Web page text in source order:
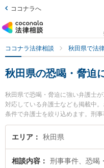
ココナラへ
ココナラ法律相談 秋田県で法
秋田県の恐喝・脅迫
秋田県で恐喝・脅迫に強い弁護士
対応している弁護士なども掲載中
条件で弁護士を絞り込めます。刑
犯・前科あり等の細かな分野での
事務所の田中 伸顕弁護士のプロフ
士を検索したい』『初回相談無料
エリア 秋田県
相談内容 刑事事件、恐喝